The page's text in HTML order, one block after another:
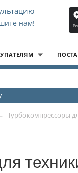
нам!
Турбокомпрессоры